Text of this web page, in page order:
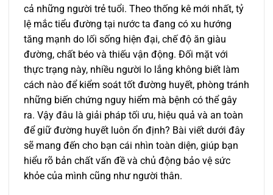
cả những người trẻ tuổi. Theo thống kê mới nhất, tỷ
lệ mắc tiểu đường tại nước ta đang có xu hướng
tăng mạnh do lối sống hiện đại, chế độ ăn giàu
đường, chất béo và thiếu vận động. Đối mặt với
thực trạng này, nhiều người lo lắng không biết làm
cách nào để kiểm soát tốt đường huyết, phòng tránh
những biến chứng nguy hiểm mà bệnh có thể gây
ra. Vậy đâu là giải pháp tối ưu, hiệu quả và an toàn
để giữ đường huyết luôn ổn định? Bài viết dưới đây
sẽ mang đến cho bạn cái nhìn toàn diện, giúp bạn
hiểu rõ bản chất vấn đề và chủ động bảo vệ sức
khỏe của mình cũng như người thân.